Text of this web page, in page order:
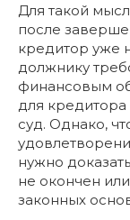
Для такой
после
кредитор уже
должнику
финансовым
для
суд. Однако,
нужно
не окончен
законных